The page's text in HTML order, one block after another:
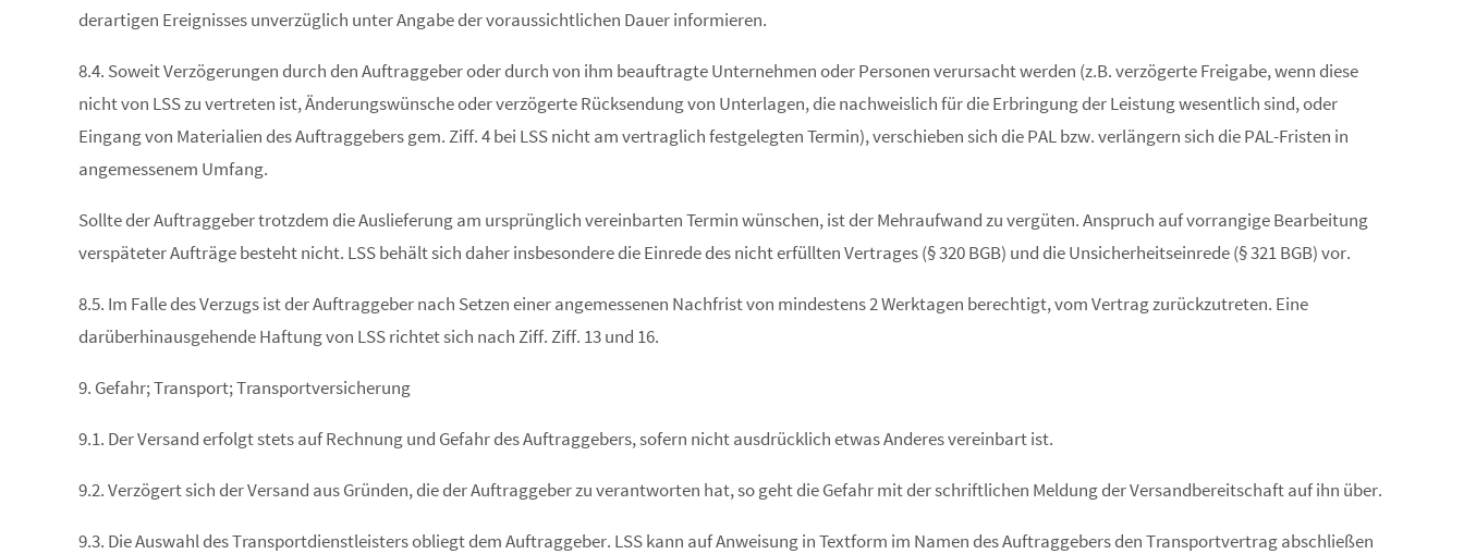
derartigen Ereignisses unverzüglich unter Angabe der voraussichtlichen Dauer informieren.
8.4. Soweit Verzögerungen durch den Auftraggeber oder durch von ihm beauftragte Unternehmen oder Personen verursacht werden (z.B. verzögerte Freigabe, wenn diese
nicht von LSS zu vertreten ist, Änderungswünsche oder verzögerte Rücksendung von Unterlagen, die nachweislich für die Erbringung der Leistung wesentlich sind, oder
Eingang von Materialien des Auftraggebers gem. Ziff. 4 bei LSS nicht am vertraglich festgelegten Termin), verschieben sich die PAL bzw. verlängern sich die PAL-Fristen in
angemessenem Umfang.
Sollte der Auftraggeber trotzdem die Auslieferung am ursprünglich vereinbarten Termin wünschen, ist der Mehraufwand zu vergüten. Anspruch auf vorrangige Bearbeitung
verspäteter Aufträge besteht nicht. LSS behält sich daher insbesondere die Einrede des nicht erfüllten Vertrages (§ 320 BGB) und die Unsicherheitseinrede (§ 321 BGB) vor.
8.5. Im Falle des Verzugs ist der Auftraggeber nach Setzen einer angemessenen Nachfrist von mindestens 2 Werktagen berechtigt, vom Vertrag zurückzutreten. Eine
darüberhinausgehende Haftung von LSS richtet sich nach Ziff. Ziff. 13 und 16.
9. Gefahr; Transport; Transportversicherung
9.1. Der Versand erfolgt stets auf Rechnung und Gefahr des Auftraggebers, sofern nicht ausdrücklich etwas Anderes vereinbart ist.
9.2. Verzögert sich der Versand aus Gründen, die der Auftraggeber zu verantworten hat, so geht die Gefahr mit der schriftlichen Meldung der Versandbereitschaft auf ihn über.
9.3. Die Auswahl des Transportdienstleisters obliegt dem Auftraggeber. LSS kann auf Anweisung in Textform im Namen des Auftraggebers den Transportvertrag abschließen